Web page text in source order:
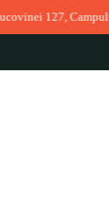
Campulung